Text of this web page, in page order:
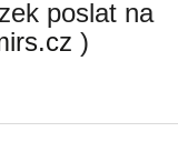
poslat na
)